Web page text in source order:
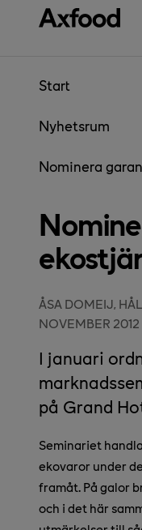
Gå direkt till innehåll
Start
Nyhetsrum
Nominera
ÅSA DOMEIJ,
NOVEMBER 2012
I januari
på Grand
Seminariet
ekovaror under
framåt. På galor
och i det här